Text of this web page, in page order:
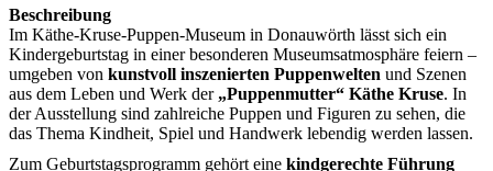
Beschreibung
Im Käthe-Kruse-Puppen-Museum in Donauwörth lässt sich ein
Kindergeburtstag in einer besonderen Museumsatmosphäre feiern –
umgeben von kunstvoll inszenierten Puppenwelten und Szenen
aus dem Leben und Werk der„Puppenmutter“ Käthe Kruse. In
der Ausstellung sind zahlreiche Puppen und Figuren zu sehen, die
das Thema Kindheit, Spiel und Handwerk lebendig werden lassen.
Zum Geburtstagsprogramm gehört eine kindgerechte Führung